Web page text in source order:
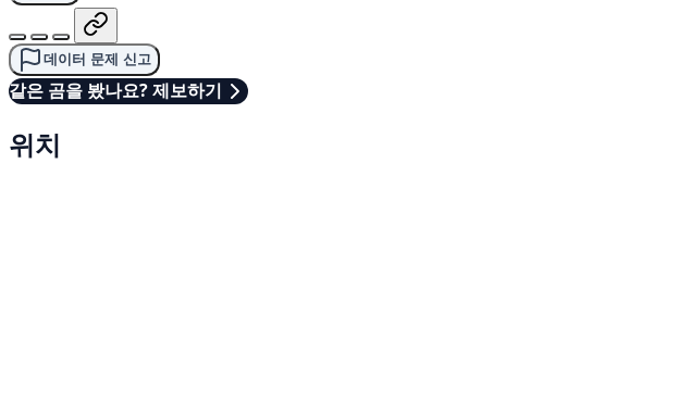
데이터 문제 신고
같은 곰을 봤나요? 제보하기
위치